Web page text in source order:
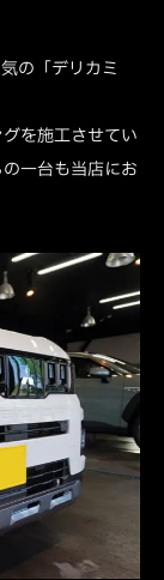
の「デリカミ
を施工させてい
一台も当店にお